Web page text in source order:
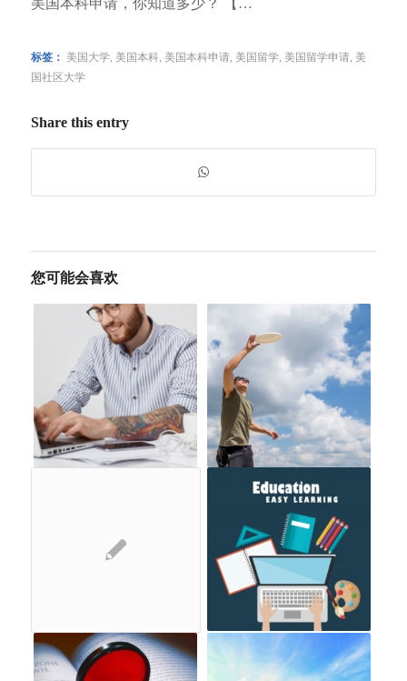
美国本科申请，你知道多少？ 【…
标签： 美国大学, 美国本科, 美国本科申请, 美国留学, 美国留学申请, 美
国社区大学
Share this entry
您可能会喜欢